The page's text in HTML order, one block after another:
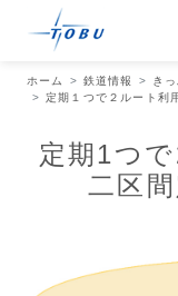
ホーム 鉄道情報
き
定期１つで２ルート利
定期1つ
二区